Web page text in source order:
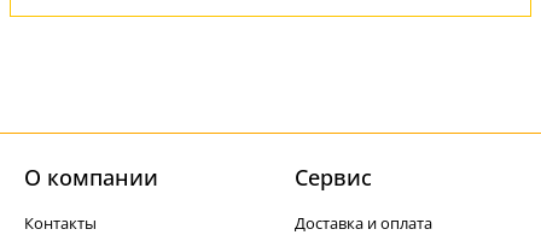
О компании
Контакты
Cервис
Доставка и оплата